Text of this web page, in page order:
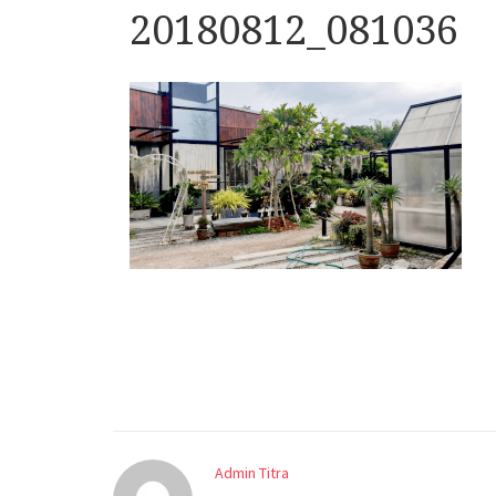
20180812_081036
Admin Titra